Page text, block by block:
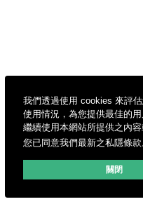
我們透過使用 cookies 來評
使用情況，為您提供最佳的
繼續使用本網站所提供之內
您已同意我們最新之私隱條款
關閉